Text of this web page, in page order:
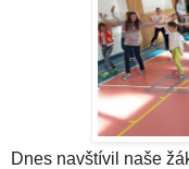
Dnes navštívil naše